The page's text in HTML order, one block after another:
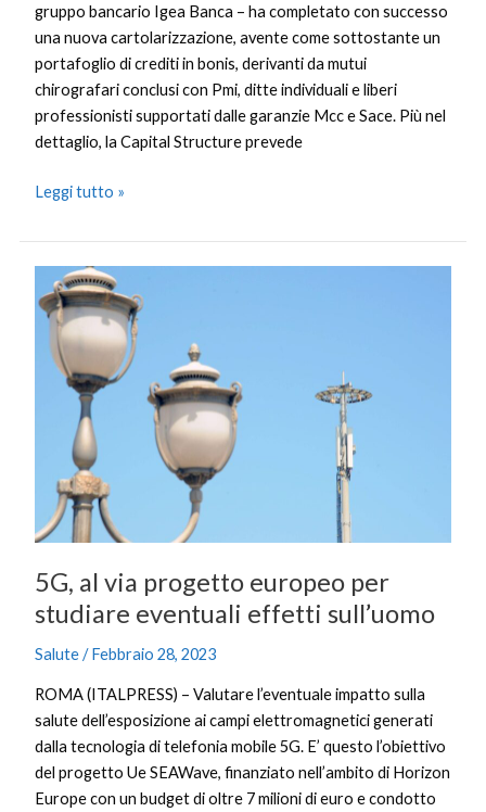
gruppo bancario Igea Banca – ha completato con successo
una nuova cartolarizzazione, avente come sottostante un
portafoglio di crediti in bonis, derivanti da mutui
chirografari conclusi con Pmi, ditte individuali e liberi
professionisti supportati dalle garanzie Mcc e Sace. Più nel
dettaglio, la Capital Structure prevede
Leggi tutto »
5G, al via progetto europeo per
studiare eventuali effetti sull’uomo
Salute/Febbraio 28, 2023
ROMA (ITALPRESS) – Valutare l’eventuale impatto sulla
salute dell’esposizione ai campi elettromagnetici generati
dalla tecnologia di telefonia mobile 5G. E’ questo l’obiettivo
del progetto Ue SEAWave, finanziato nell’ambito di Horizon
Europe con un budget di oltre 7 milioni di euro e condotto
5G,
al
progetto
europeo
studiare
eventuali
effetti
sull’uomo